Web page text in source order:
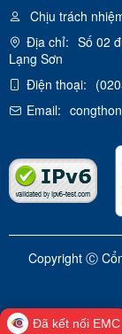
Chịu trách
Địa chỉ: Số 02
Lạng Sơn
Điện thoại:
Email:
Copyright Ⓒ
Đã kết nối EMC